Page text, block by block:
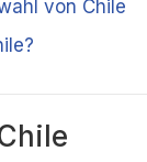
von Chile